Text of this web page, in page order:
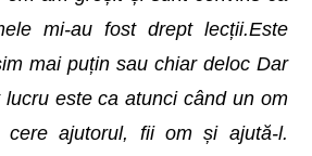
mi-au fost drept lecții.Este
mai puțin sau chiar deloc Dar
este ca atunci când un om
ajutorul, fii om și ajută-l.